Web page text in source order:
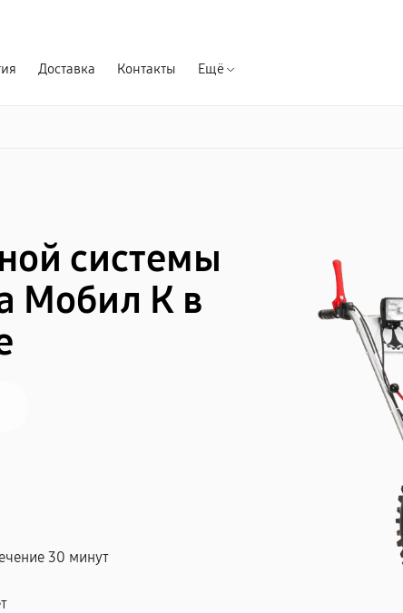
Доставка Контакты Ещё
системы
Мобил К в
30 минут